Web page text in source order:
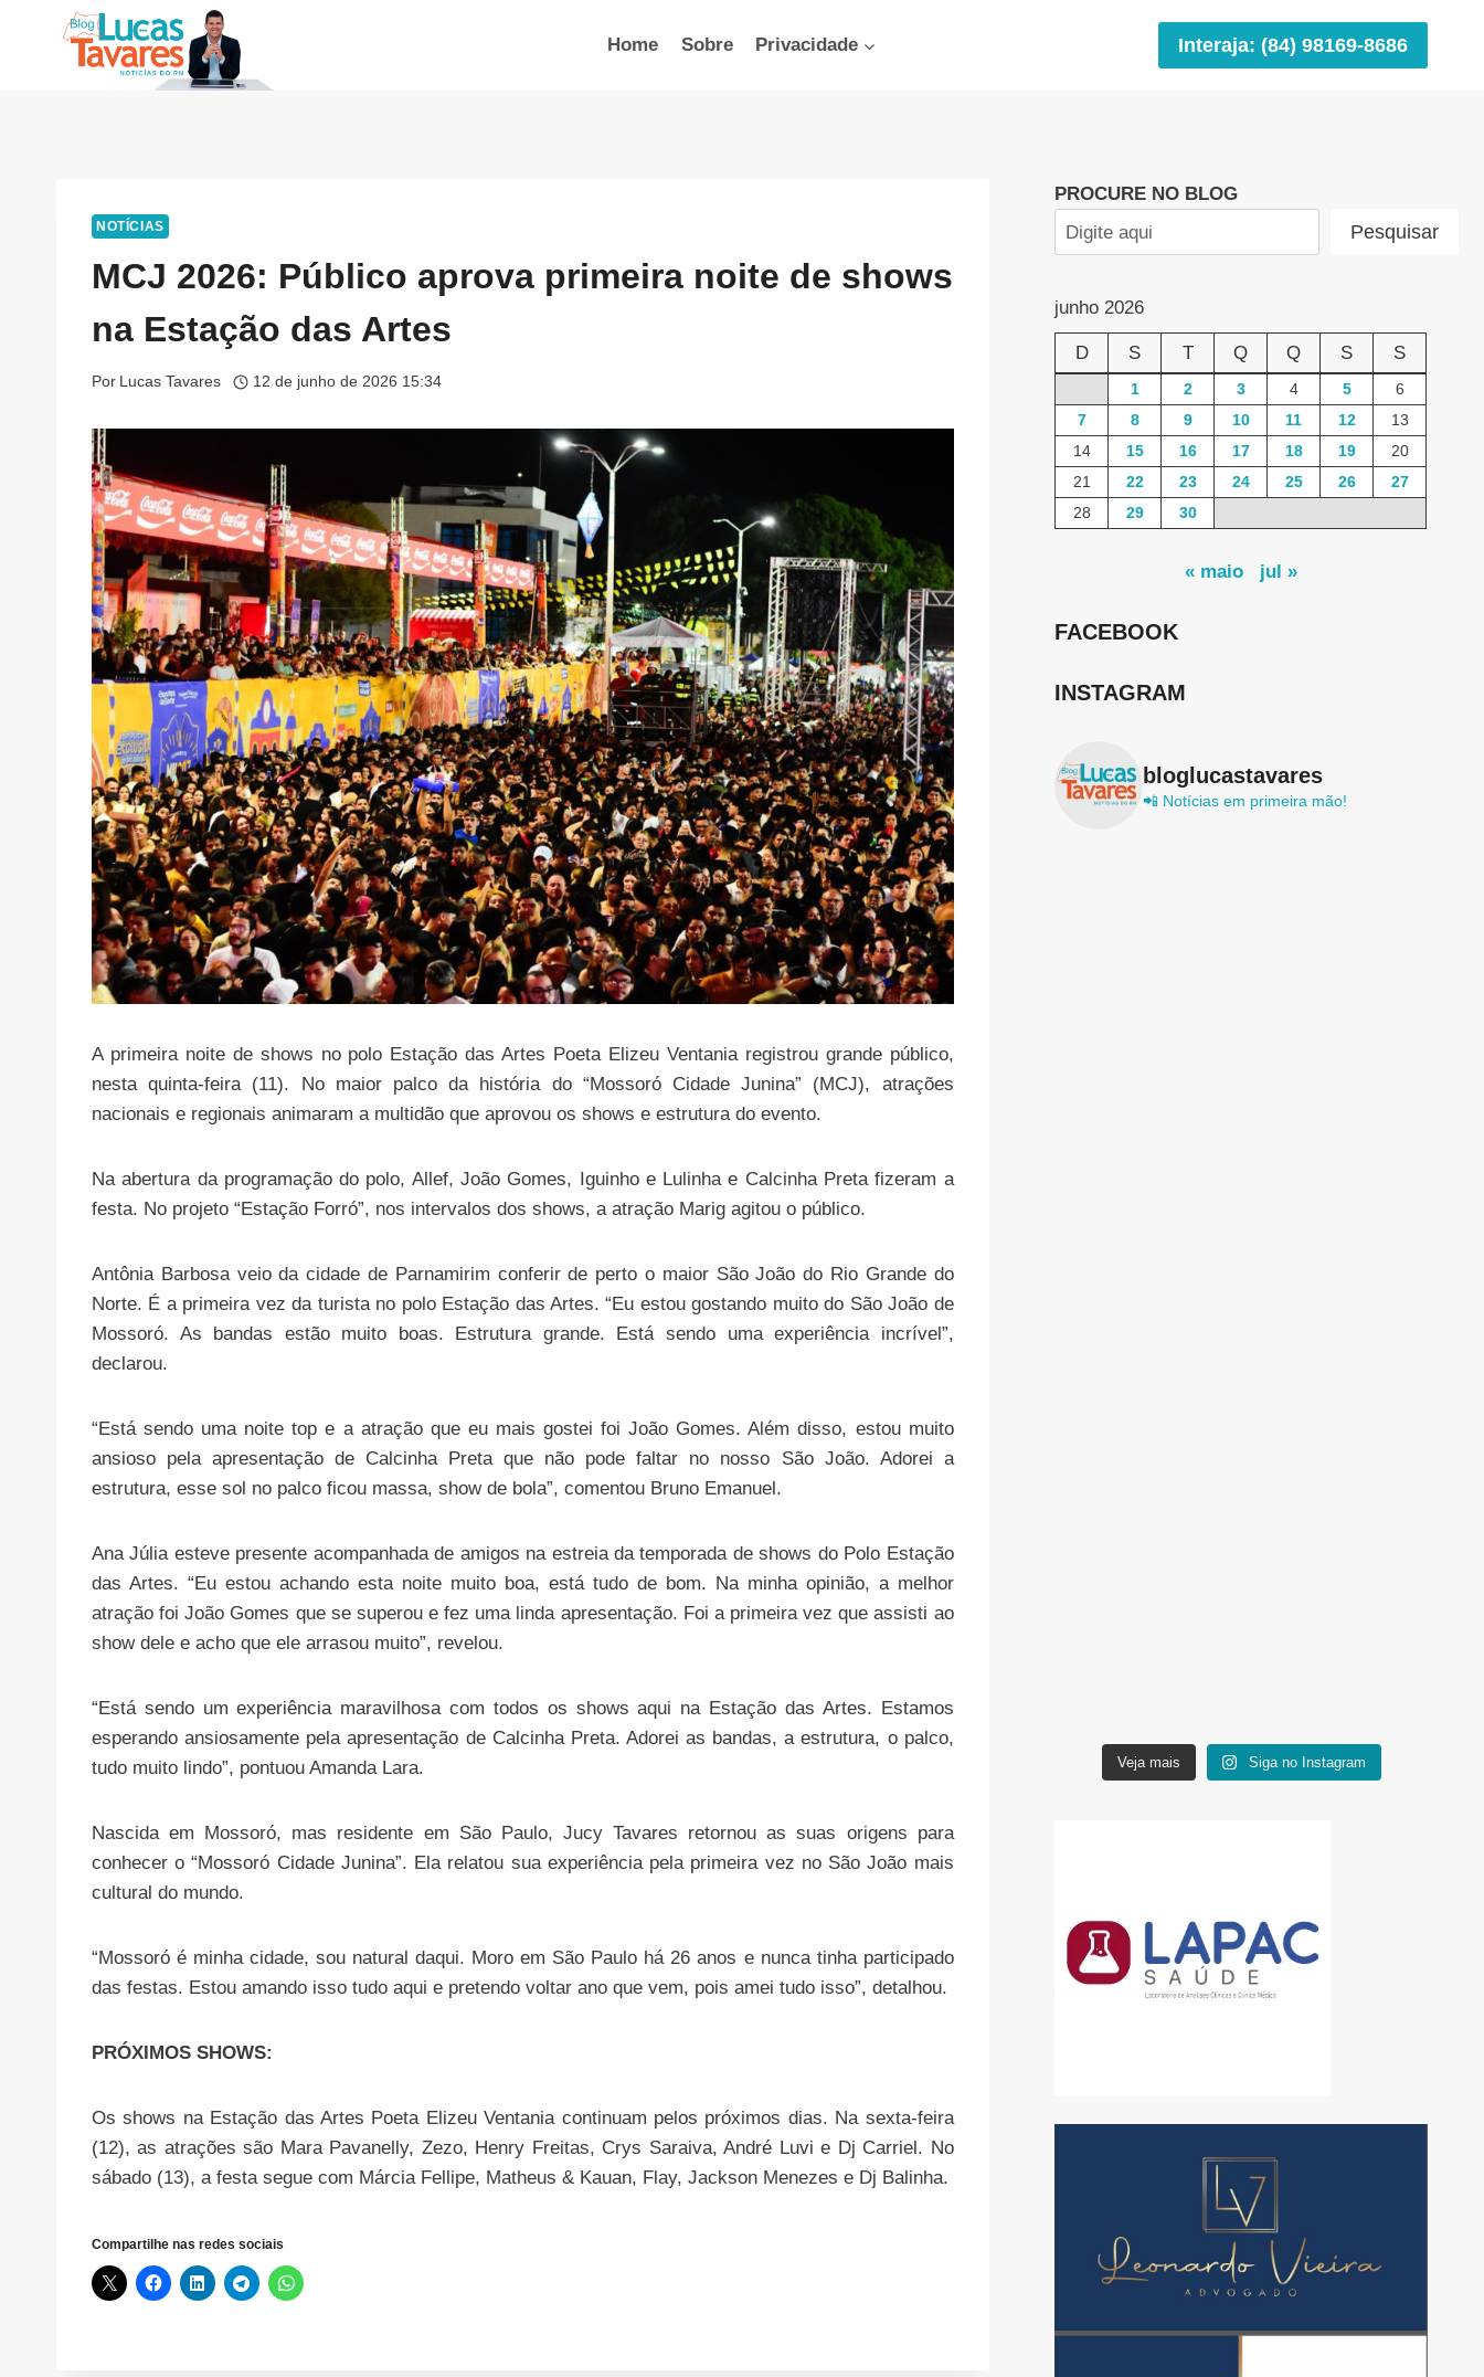
Home Sobre Privacidade Interaja: (84) 98169-8686
NOTÍCIAS
MCJ 2026: Público aprova primeira noite de shows
na Estação das Artes
Por Lucas Tavares 12 de junho de 2026 15:34
A primeira noite de shows no polo Estação das Artes Poeta Elizeu Ventania registrou grande público,
nesta quinta-feira (11). No maior palco da história do “Mossoró Cidade Junina” (MCJ), atrações
nacionais e regionais animaram a multidão que aprovou os shows e estrutura do evento.
Na abertura da programação do polo, Allef, João Gomes, Iguinho e Lulinha e Calcinha Preta fizeram a
festa. No projeto “Estação Forró”, nos intervalos dos shows, a atração Marig agitou o público.
Antônia Barbosa veio da cidade de Parnamirim conferir de perto o maior São João do Rio Grande do
Norte. É a primeira vez da turista no polo Estação das Artes. “Eu estou gostando muito do São João de
Mossoró. As bandas estão muito boas. Estrutura grande. Está sendo uma experiência incrível”,
declarou.
“Está sendo uma noite top e a atração que eu mais gostei foi João Gomes. Além disso, estou muito
ansioso pela apresentação de Calcinha Preta que não pode faltar no nosso São João. Adorei a
estrutura, esse sol no palco ficou massa, show de bola”, comentou Bruno Emanuel.
Ana Júlia esteve presente acompanhada de amigos na estreia da temporada de shows do Polo Estação
das Artes. “Eu estou achando esta noite muito boa, está tudo de bom. Na minha opinião, a melhor
atração foi João Gomes que se superou e fez uma linda apresentação. Foi a primeira vez que assisti ao
show dele e acho que ele arrasou muito”, revelou.
“Está sendo um experiência maravilhosa com todos os shows aqui na Estação das Artes. Estamos
esperando ansiosamente pela apresentação de Calcinha Preta. Adorei as bandas, a estrutura, o palco,
tudo muito lindo”, pontuou Amanda Lara.
Nascida em Mossoró, mas residente em São Paulo, Jucy Tavares retornou as suas origens para
conhecer o “Mossoró Cidade Junina”. Ela relatou sua experiência pela primeira vez no São João mais
cultural do mundo.
“Mossoró é minha cidade, sou natural daqui. Moro em São Paulo há 26 anos e nunca tinha participado
das festas. Estou amando isso tudo aqui e pretendo voltar ano que vem, pois amei tudo isso”, detalhou.
PRÓXIMOS SHOWS:
Os shows na Estação das Artes Poeta Elizeu Ventania continuam pelos próximos dias. Na sexta-feira
(12), as atrações são Mara Pavanelly, Zezo, Henry Freitas, Crys Saraiva, André Luvi e Dj Carriel. No
sábado (13), a festa segue com Márcia Fellipe, Matheus & Kauan, Flay, Jackson Menezes e Dj Balinha.
Compartilhe nas redes sociais
PROCURE NO BLOG
Pesquisar
junho 2026
D S T Q Q S S
1 2 3 4 5
6
7
8 9 10 11 12
13
14
15 16 17 18 19
20
21
22 23 24 25 26
27
28
29 30
« maio jul »
FACEBOOK
INSTAGRAM
bloglucastavares
📲 Notícias em primeira mão!
Veja mais Siga no Instagram